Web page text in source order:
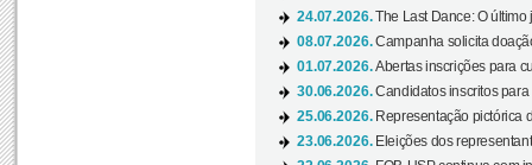
24.07.2026.The Last Dance: O
08.07.2026.Campanha solicita
01.07.2026.Abertas inscrições para
30.06.2026.Candidatos inscritos
25.06.2026. Representação pictórica
23.06.2026. Eleições dos